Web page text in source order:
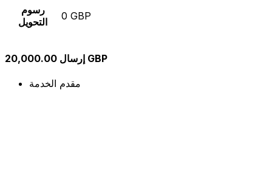
رسوم
التحويل
0 GBP
إرسال 20,000.00 GBP
مقدم الخدمة